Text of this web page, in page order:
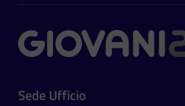
Contatti
Sede Ufficio